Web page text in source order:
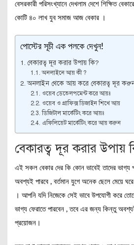
বেসরকারী পরিসংখ্যানে দেখলাম দেশে শিক্ষিত
কোটি ৪০ লাখ যুব সমাজ আজ বেকার ।
পোস্টের সূচী এক পলকে দেখুন!
বেকারত্ব দূর করার উপায় কি?
অনলাইনে আয় কী ?
অনলাইন থেকে আয় করে বেকারত্ব দূর
ওয়েব ডেভেলপমেন্ট করে আয়ঃ
ওয়েব ও গ্রাফিক্স ডিজাইন শিখে আয়
ডিজিটাল মার্কেটিং করে আয়ঃ
এফিলিয়েট মার্কেটিং করে আয় করুন
বেকারত্ব দূর করার উপায়
এই সকল বেকার দের কি কোন ভাবেই তাদের ভাগ্য
অবশ্যই পারবে , বর্তমান যুগে অনেক ছেলে মেয়ে
। আপনি যদি নিজেকে সেই ভাবে উপযোগী করে
ভাগ্য ফেরাতে পারবেন , তবে এর জন্য কিন্তু
প্রয়োজন।